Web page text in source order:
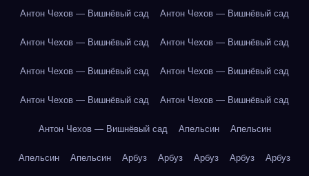
Антон Чехов — Вишнёвый сад Антон Чехов — Вишнёвый сад
Антон Чехов — Вишнёвый сад Антон Чехов — Вишнёвый сад
Антон Чехов — Вишнёвый сад Антон Чехов — Вишнёвый сад
Антон Чехов — Вишнёвый сад Антон Чехов — Вишнёвый сад
Антон Чехов — Вишнёвый сад Апельсин Апельсин
Апельсин Апельсин Арбуз Арбуз Арбуз Арбуз Арбуз